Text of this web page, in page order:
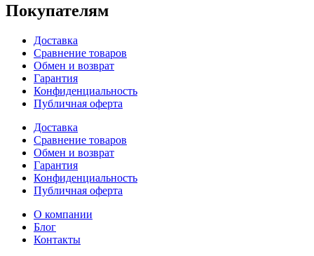
Покупателям
Доставка
Сравнение товаров
Обмен и возврат
Гарантия
Конфиденциальность
Публичная оферта
Доставка
Сравнение товаров
Обмен и возврат
Гарантия
Конфиденциальность
Публичная оферта
О компании
Блог
Контакты